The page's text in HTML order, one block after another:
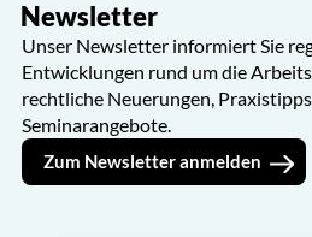
Newsletter
Unser Newsletter informiert Sie
Entwicklungen rund um die
rechtliche Neuerungen,
Seminarangebote.
Zum Newsletter anmelden